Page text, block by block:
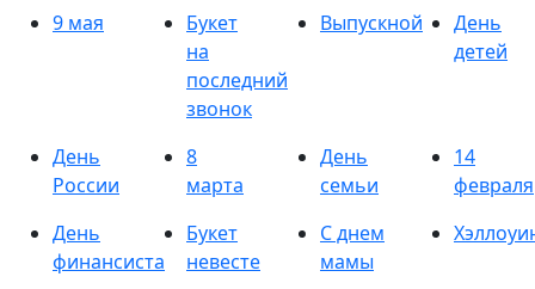
9 мая
Букет
на
последний
звонок
Выпускной
День
детей
День
России
8
марта
День
семьи
14
февраля
День
финансиста
Букет
невесте
С днем
мамы